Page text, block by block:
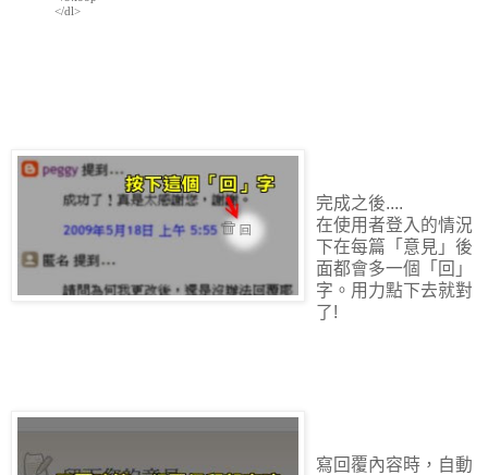
</dl>
完成之後....
在使用者登入的情況
下在每篇「意見」後
面都會多一個「回」
字。用力點下去就對
了!
寫回覆內容時，自動